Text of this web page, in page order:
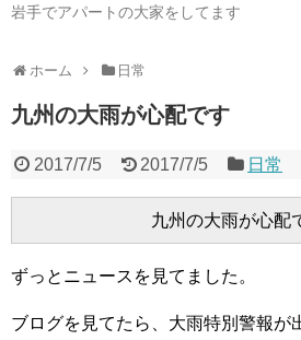
岩手でアパートの大家をしてます
ホーム 日常
九州の大雨が心配です
2017/7/5 2017/7/5 日常
ずっとニュースを見てました。
ブログを見てたら、大雨特別警報が